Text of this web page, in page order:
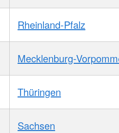
Rheinland-Pfalz
Mecklenburg-
Thüringen
Sachsen